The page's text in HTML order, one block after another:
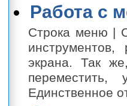
Работа с
Строка меню |
экрана. Так
Единственное